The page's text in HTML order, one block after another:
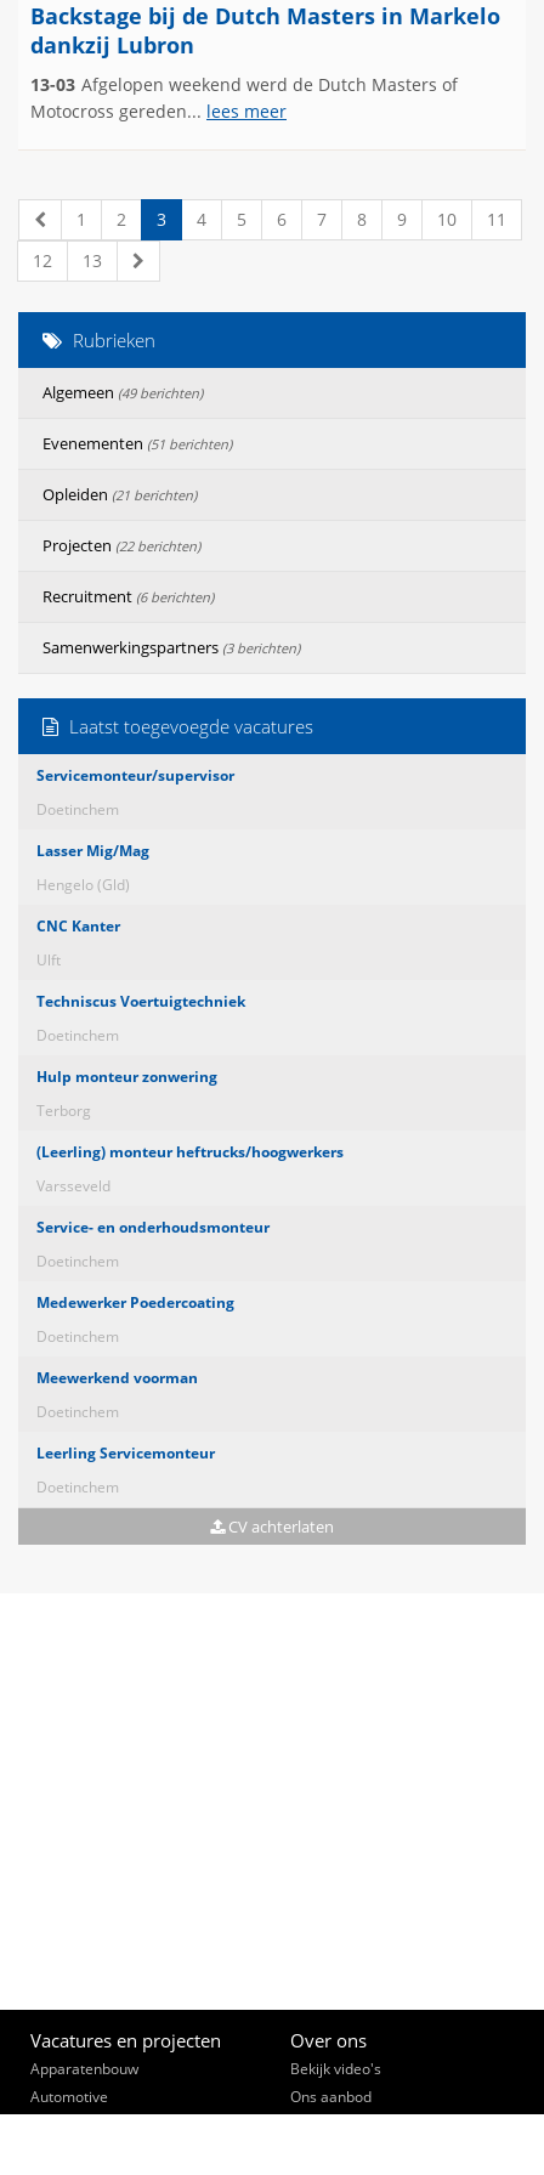
Backstage bij de Dutch Masters in Markelo
dankzij Lubron
13-03 Afgelopen weekend werd de Dutch Masters of
Motocross gereden... lees meer
1 2 3 4 5 6 7 8 9 10
11
12
13
Rubrieken
Algemeen (49 berichten)
Evenementen (51 berichten)
Opleiden (21 berichten)
Projecten (22 berichten)
Recruitment (6 berichten)
Samenwerkingspartners (3 berichten)
Laatst toegevoegde vacatures
Servicemonteur/supervisor
Doetinchem
Lasser Mig/Mag
Hengelo (Gld)
CNC Kanter
Ulft
Techniscus Voertuigtechniek
Doetinchem
Hulp monteur zonwering
Terborg
(Leerling) monteur heftrucks/hoogwerkers
Varsseveld
Service- en onderhoudsmonteur
Doetinchem
Medewerker Poedercoating
Doetinchem
Meewerkend voorman
Doetinchem
Leerling Servicemonteur
Doetinchem
CV achterlaten
Vacatures en projecten
Apparatenbouw
Automotive
Over ons
Bekijk video's
Ons aanbod